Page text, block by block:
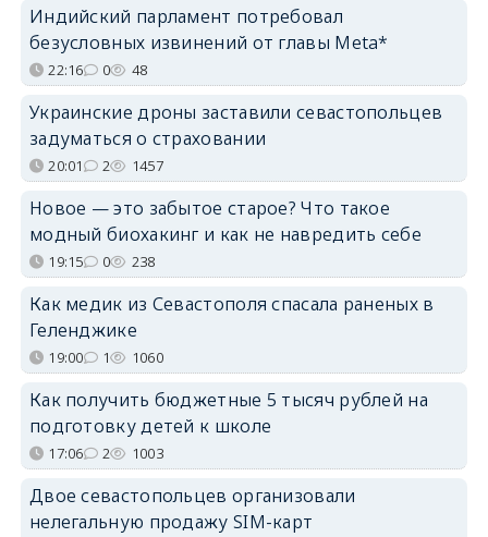
Индийский парламент потребовал
безусловных извинений от главы Meta*
22:16 0 48
Украинские дроны заставили севастопольцев
задуматься о страховании
20:01 2 1457
Новое — это забытое старое? Что такое
модный биохакинг и как не навредить себе
19:15 0 238
Как медик из Севастополя спасала раненых в
Геленджике
19:00 1 1060
Как получить бюджетные 5 тысяч рублей на
подготовку детей к школе
17:06 2 1003
Двое севастопольцев организовали
нелегальную продажу SIM-карт